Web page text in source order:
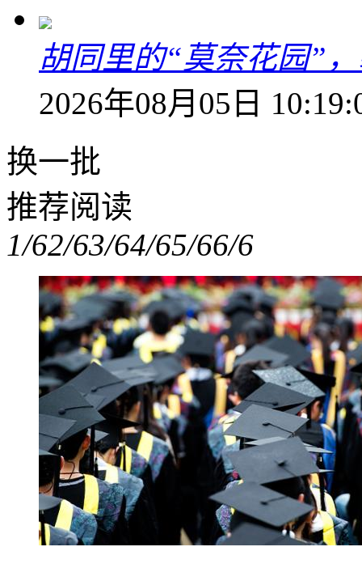
胡同里的“莫奈花园”
2026年08月05日
换一批
推荐阅读
1/62/63/64/65/66/6